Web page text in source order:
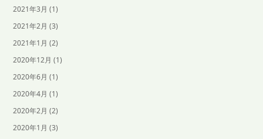
2021年3月 (1)
2021年2月 (3)
2021年1月 (2)
2020年12月 (1)
2020年6月 (1)
2020年4月 (1)
2020年2月 (2)
2020年1月 (3)